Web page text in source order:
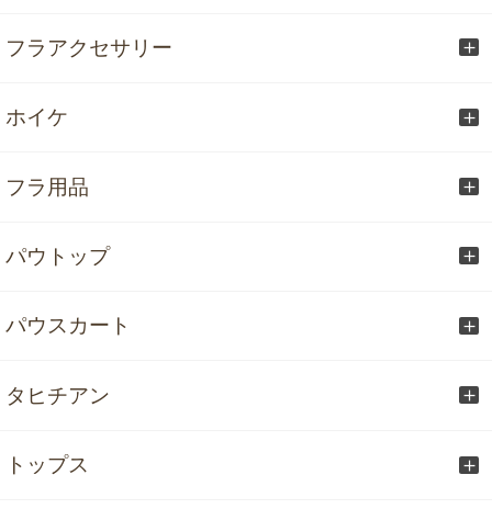
フラアクセサリー
ホイケ
フラ用品
パウトップ
パウスカート
タヒチアン
トップス